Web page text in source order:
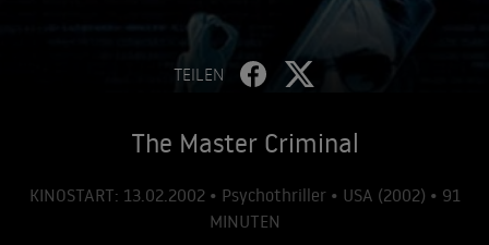
TEILEN
The Master Criminal
KINOSTART: 13.02.2002 • Psychothriller • USA (2002) • 91
MINUTEN